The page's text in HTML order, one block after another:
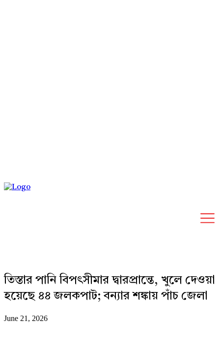
তিস্তার পানি বিপৎসীমার দ্বারপ্রান্তে, খুলে দেওয়া
হয়েছে ৪৪ জলকপাট; বন্যার শঙ্কায় পাঁচ জেলা
June 21, 2026